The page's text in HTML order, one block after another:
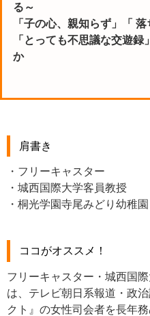
る～
「子の心、親知らず」「
「とっても不思議な交遊
か
肩書き
・フリーキャスター
・城西国際大学客員教授
・桐光学園寺尾みどり幼稚
ココがオススメ！
フリーキャスター・城西国
は、テレビ朝日系報道・政
クト』の女性司会者を長年